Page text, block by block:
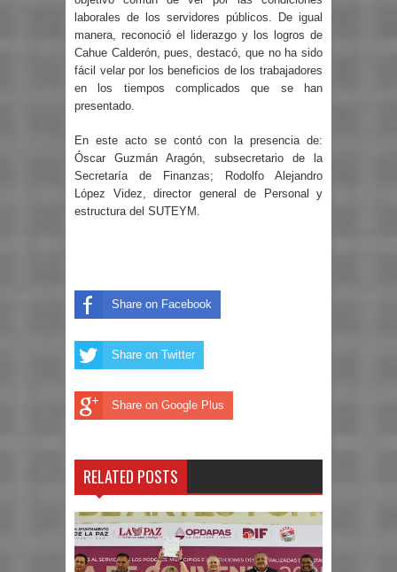
laborales de los servidores públicos. De igual
manera, reconoció el liderazgo y los logros de
Cahue Calderón, pues, destacó, que no ha sido
fácil velar por los beneficios de los trabajadores
en los tiempos complicados que se han
presentado.
En este acto se contó con la presencia de:
Óscar Guzmán Aragón, subsecretario de la
Secretaría de Finanzas; Rodolfo Alejandro
López Videz, director general de Personal y
estructura del SUTEYM.
Share on Facebook
Share on Twitter
Share on Google Plus
RELATED POSTS